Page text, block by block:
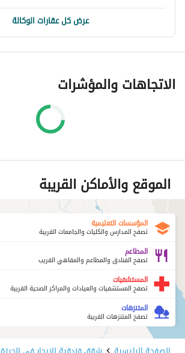
عرض كل عقارات الوكالة
الاتجاهات والمؤشرات
الموقع والأماكن القريبة
المؤسسات التعليمية
تصفح المدارس والكليات والجامعات القريبة
المطاعم
تصفح الفنادق والمطاعم والمقاهي القريب
المستشفيات
تصفح المستشفيات والعيادات والمراكز الصحية القريبة
المتنزهات
تصفح المتنزهات القريبة